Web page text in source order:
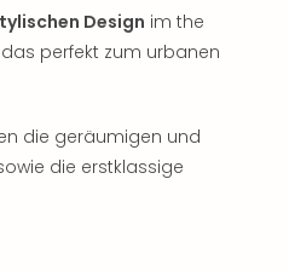
Design im the
perfekt zum urbanen
die geräumigen und
die erstklassige